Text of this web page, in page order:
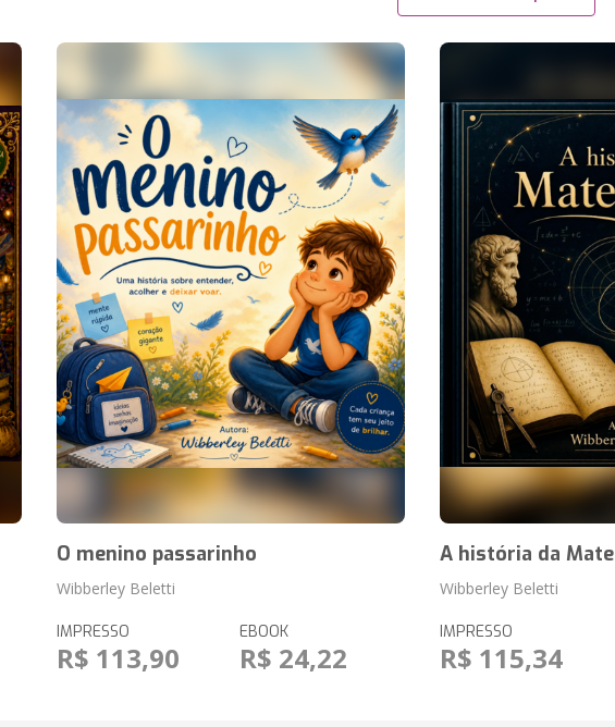
O menino passarinho
Wibberley Beletti
IMPRESSO
R$ 113,90
EBOOK
R$ 24,22
A história da
Wibberley Beletti
IMPRESSO
R$ 115,34